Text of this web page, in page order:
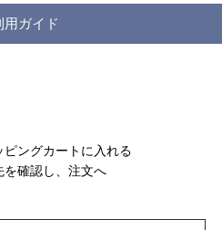
用ガイド
ングカートに入れる
確認し、注文へ